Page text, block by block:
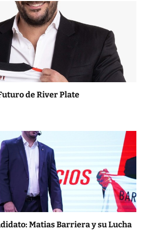
de River Plate
Matias Barriera y su Lucha